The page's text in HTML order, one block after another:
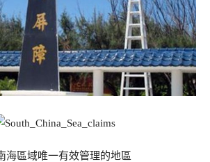
海區域唯一有效管理的地區